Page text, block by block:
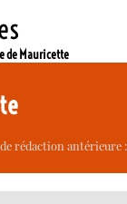
de Mauricette
rédaction antérieure